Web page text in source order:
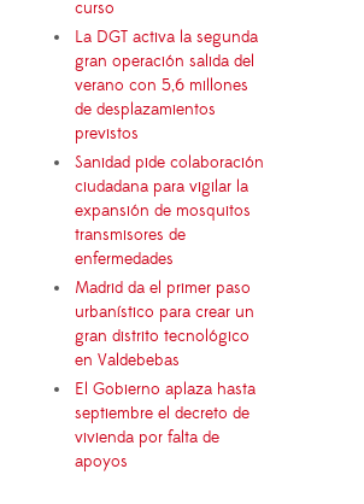
curso
La DGT activa la segunda
gran operación salida del
verano con 5,6 millones
de desplazamientos
previstos
Sanidad pide colaboración
ciudadana para vigilar la
expansión de mosquitos
transmisores de
enfermedades
Madrid da el primer paso
urbanístico para crear un
gran distrito tecnológico
en Valdebebas
El Gobierno aplaza hasta
septiembre el decreto de
vivienda por falta de
apoyos